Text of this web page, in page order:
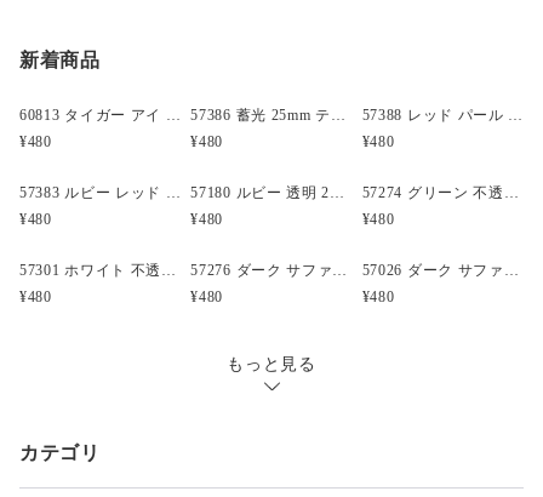
新着商品
60813 タイガー アイ アンティーク 13mm スカル ポニービーズ(25個)
¥480
57386 蓄光 25mm テディベア ポニービーズ (10個)
¥480
57388 レッド パール 25mm テディベア ポニービーズ (10個)
¥480
57383 ルビー レッド 閃光(Sparkle) 25mm テディベア ポニービーズ (10個)
¥480
57180 ルビー 透明 25mm テディベア ポニービーズ (10個)
¥480
57274 グリーン 不透明(Opaque) 25mm 飛行機 ポニービーズ (10個)
¥480
57301 ホワイト 不透明(Opaque) 25mm 飛行機 ポニービーズ (10個)
¥480
57276 ダーク サファイア 透明 25mm ボート ポニービーズ (10個)
¥480
57026 ダーク サファイア 透明 25mm クルマ ポニービーズ (10個)
¥480
もっと見る
カテゴリ